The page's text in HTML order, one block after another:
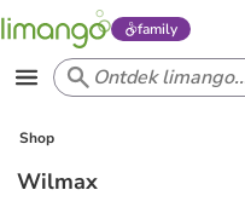
family
Shop
Wilmax